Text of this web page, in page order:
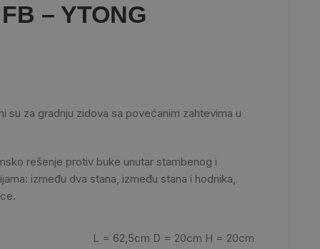
– YTONG
su za gradnju zidova sa povećanim zahtevima u
rešenje protiv buke unutar stambenog i
između dva stana, između stana i hodnika,
L = 62,5cm D = 20cm H = 20cm